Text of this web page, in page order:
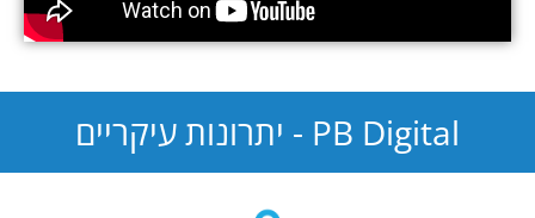
PB Digital - יתרונות עיקריים